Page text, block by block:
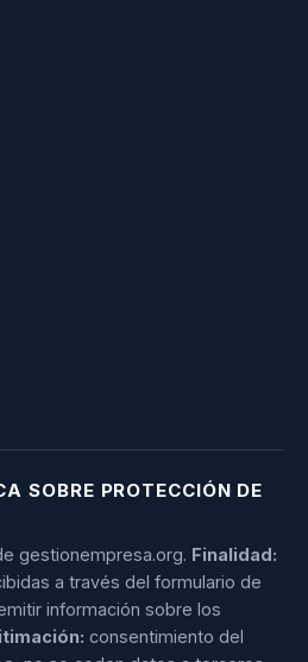
SOBRE PROTECCIÓN DE
gestionempresa.org. Finalidad:
a través del formulario de
información sobre los
consentimiento del